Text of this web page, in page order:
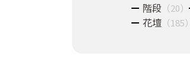
階段 （20）
花壇 （185）